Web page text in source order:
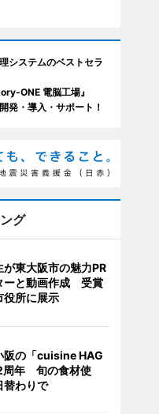
システムのベストセラ
ONE 電脳工場』
発・導入・サポート！
グ
が東大阪市の魅力PR
ーと動画作成 受賞
役所に展示
阪の「cuisine HAG
周年 旬の食材使
替わりで